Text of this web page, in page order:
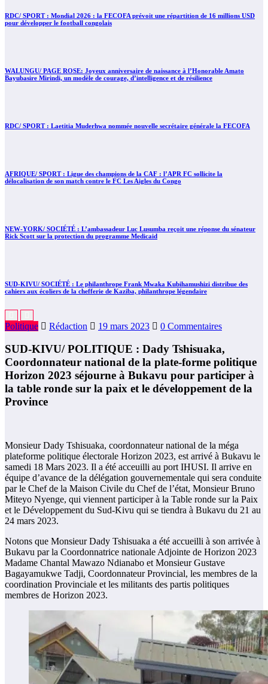
RDC/ SPORT : Mondial 2026 : la FECOFA prévoit une répartition de 16 millions USD
pour développer le football congolais
WALUNGU/ PAGE ROSE: Joyeux anniversaire de naissance à l’Honorable Amato
Bayubasire Mirindi, un modèle de courage, d’intelligence et de résilience
RDC/ SPORT : Laetitia Muderhwa nommée nouvelle secrétaire générale la FECOFA
AFRIQUE/ SPORT : Ligue des champions de la CAF : l’APR FC sollicite la
délocalisation de son match contre le FC Les Aigles du Congo
NEW-YORK/ SOCIÉTÉ : L’ambassadeur Luc Lusumba reçoit une réponse du sénateur
Rick Scott sur la protection du programme Medicaid
SUD-KIVU/ SOCIÉTÉ : Le philanthrope Frank Mwaka Kubihamushizi distribue des
cahiers aux écoliers de la chefferie de Kaziba, philanthrope légendaire
Politique Rédaction 19 mars 2023 0 Commentaires
SUD-KIVU/ POLITIQUE : Dady Tshisuaka,
Coordonnateur national de la plate-forme politique
Horizon 2023 séjourne à Bukavu pour participer à
la table ronde sur la paix et le développement de la
Province
Monsieur Dady Tshisuaka, coordonnateur national de la méga
plateforme politique électorale Horizon 2023, est arrivé à Bukavu le
samedi 18 Mars 2023. Il a été acceuilli au port IHUSI. Il arrive en
équipe d’avance de la délégation gouvernementale qui sera conduite
par le Chef de la Maison Civile du Chef de l’état, Monsieur Bruno
Miteyo Nyenge, qui viennent participer à la Table ronde sur la Paix
et le Développement du Sud-Kivu qui se tiendra à Bukavu du 21 au
24 mars 2023.
Notons que Monsieur Dady Tshisuaka a été accueilli à son arrivée à
Bukavu par la Coordonnatrice nationale Adjointe de Horizon 2023
Madame Chantal Mawazo Ndianabo et Monsieur Gustave
Bagayamukwe Tadji, Coordonnateur Provincial, les membres de la
coordination Provinciale et les militants des partis politiques
membres de Horizon 2023.